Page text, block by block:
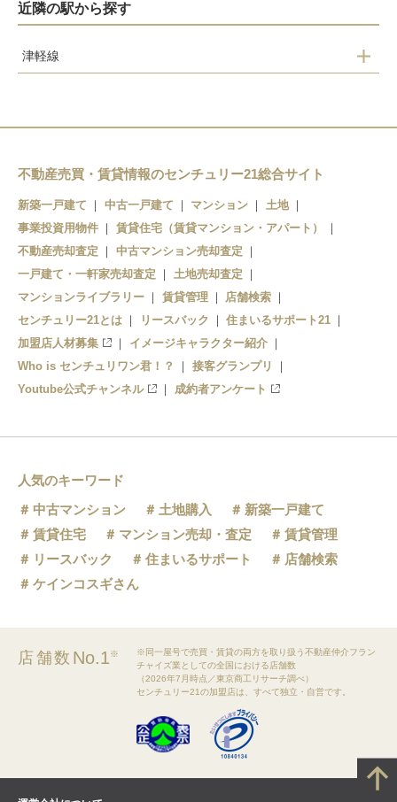
近隣の駅から探す
津軽線
津軽浜名
不動産売買・賃貸情報のセンチュリー21総合サイト
新築一戸建て 中古一戸建て マンション
土地
事業投資用物件
賃貸住宅（賃貸マンション・アパート）
不動産売却査定
中古マンション売却査定
一戸建て・一軒家売却査定
土地売却査定
マンションライブラリー
賃貸管理
店舗検索
センチュリー21とは
リースバック
住まいるサポート21
加盟店人材募集
イメージキャラクター紹介
Who is センチュリワン君！？
接客グランプリ
Youtube公式チャンネル
成約者アンケート
人気のキーワード
中古マンション
土地購入
新築一戸建て
賃貸住宅
マンション売却・査定
賃貸管理
リースバック
住まいるサポート
店舗検索
ケインコスギさん
店舗数 No.1※
※同一屋号で売買・賃貸の両方を取り扱う不動産仲介フラン
チャイズ業としての全国における店舗数
（2026年7月時点／東京商工リサーチ調べ）
センチュリー21の加盟店は、すべて独立・自営です。